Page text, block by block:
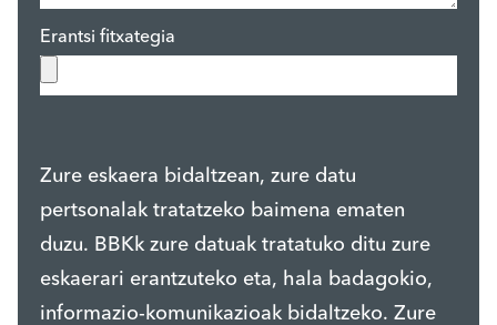
Erantsi fitxategia
Zure eskaera bidaltzean, zure datu
pertsonalak tratatzeko baimena ematen
duzu. BBKk zure datuak tratatuko ditu zure
eskaerari erantzuteko eta, hala badagokio,
informazio-komunikazioak bidaltzeko. Zure